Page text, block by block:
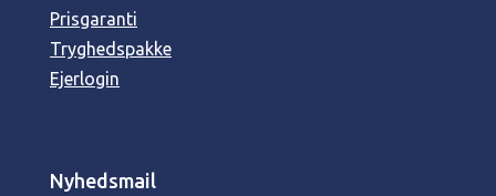
Prisgaranti
Tryghedspakke
Ejerlogin
Nyhedsmail